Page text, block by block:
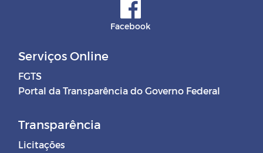
DECRETOS MUNICIPAIS -
Facebook
Serviços Online
FGTS
Portal da Transparência do Governo Federal
Transparência
Licitações